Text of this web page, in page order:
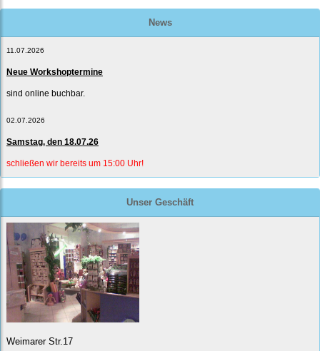
News
11.07.2026
Neue Workshoptermine
sind online buchbar.
02.07.2026
Samstag, den 18.07.26
schließen wir bereits um 15:00 Uhr!
Unser Geschäft
Weimarer Str.17